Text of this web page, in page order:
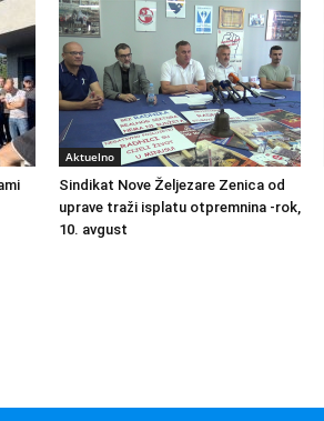
Aktuelno
Sindikat Nove Željezare Zenica od
uprave traži isplatu otpremnina -rok,
10. avgust